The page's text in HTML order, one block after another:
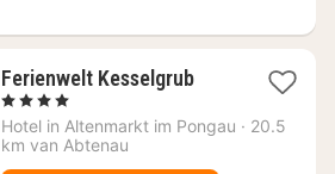
Ferienwelt Kesselgrub1
vanaf
, 4 Sterren
Hotel in Altenmarkt im Pongau · 20.5
km van Abtenau